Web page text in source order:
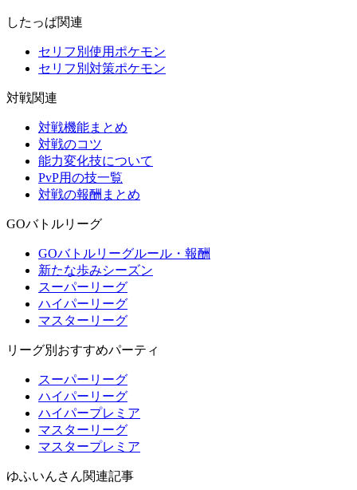
したっぱ関連
セリフ別使用ポケモン
セリフ別対策ポケモン
対戦関連
対戦機能まとめ
対戦のコツ
能力変化技について
PvP用の技一覧
対戦の報酬まとめ
GOバトルリーグ
GOバトルリーグルール・報酬
新たな歩みシーズン
スーパーリーグ
ハイパーリーグ
マスターリーグ
リーグ別おすすめパーティ
スーパーリーグ
ハイパーリーグ
ハイパープレミア
マスターリーグ
マスタープレミア
ゆふいんさん関連記事